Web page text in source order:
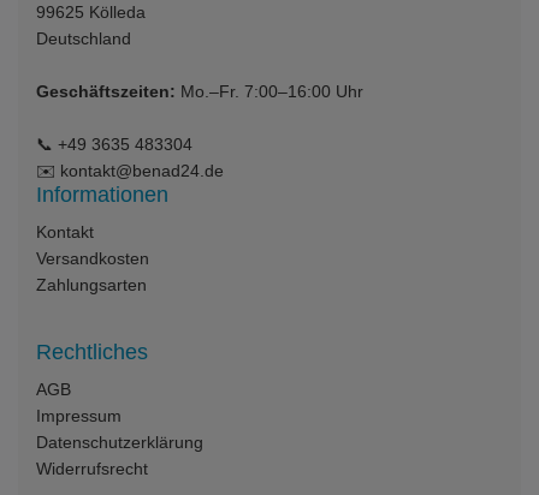
99625 Kölleda
Deutschland
Geschäftszeiten: Mo.–Fr. 7:00–16:00 Uhr
📞 +49 3635 483304
✉️ kontakt@benad24.de
Informationen
Kontakt
Versandkosten
Zahlungsarten
Rechtliches
AGB
Impressum
Datenschutzerklärung
Widerrufsrecht